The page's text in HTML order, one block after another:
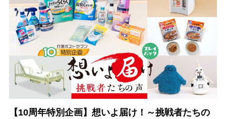
【10周年特別企画】想いよ届け！～挑戦者たちの